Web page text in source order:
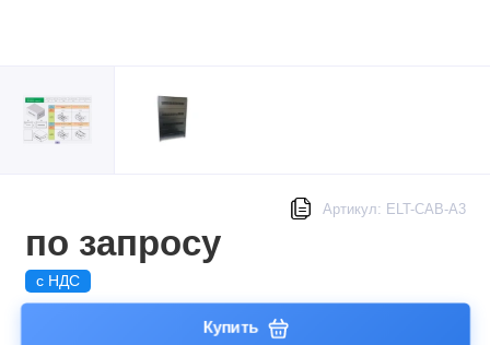
Артикул: ELT-CAB-A3
по запросу
с НДС
Купить